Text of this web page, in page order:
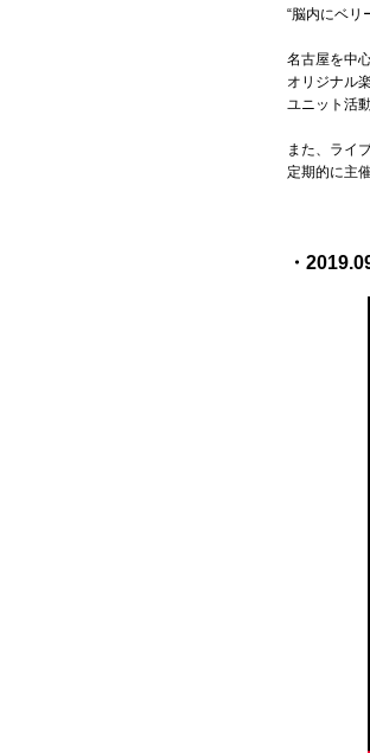
“脳内にベリ
名古屋を中
オリジナル
ユニット活
また、ライ
定期的に主
・